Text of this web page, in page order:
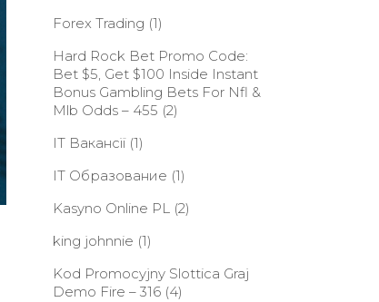
Forex Trading (1)
Hard Rock Bet Promo Code:
Bet $5, Get $100 Inside Instant
Bonus Gambling Bets For Nfl &
Mlb Odds – 455 (2)
IT Вакансії(1)
IT Образование (1)
Kasyno Online PL(2)
king johnnie (1)
Kod Promocyjny Slottica Graj
Demo Fire – 316(4)